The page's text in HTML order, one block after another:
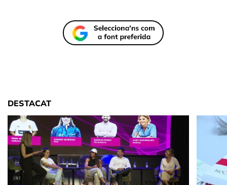
DESTACAT